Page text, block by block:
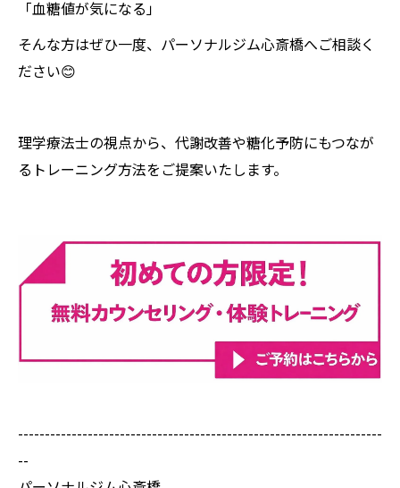
「血糖値が気になる」
そんな方はぜひ一度、パーソナルジム心斎橋へご相談く
ださい😊
理学療法士の視点から、代謝改善や糖化予防にもつなが
るトレーニング方法をご提案いたします。
--------------------------------------------------------------------
--